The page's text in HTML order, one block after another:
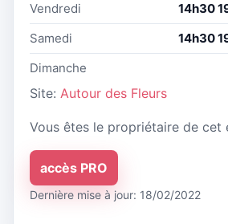
Vendredi
14h30
Samedi
14h30
Dimanche
Site: Autour des Fleurs
Vous êtes le propriétaire de cet
accès PRO
Dernière mise à jour: 18/02/2022